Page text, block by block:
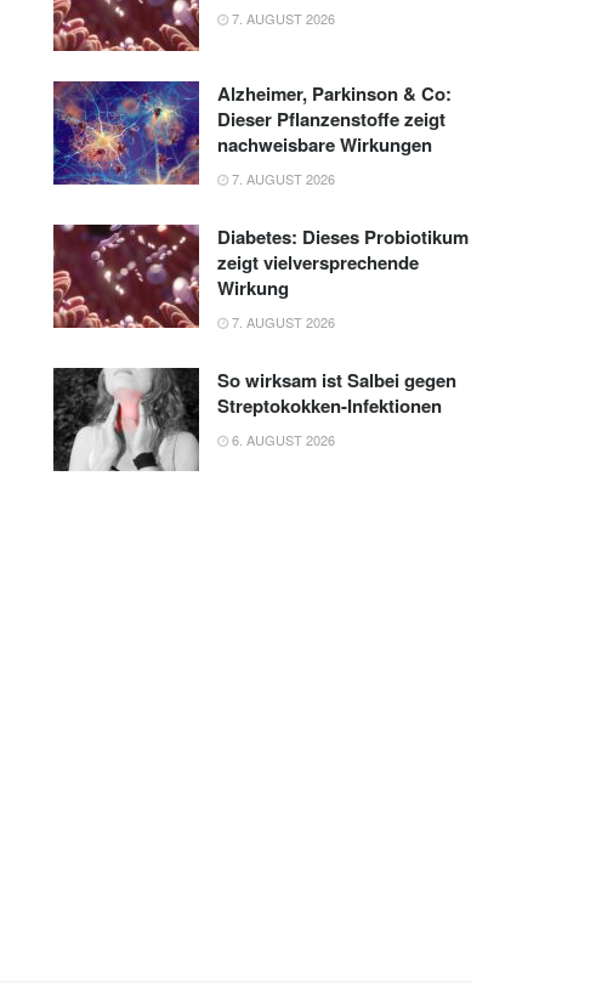
7. AUGUST 2026
Alzheimer, Parkinson & Co:
Dieser Pflanzenstoffe zeigt
nachweisbare Wirkungen
7. AUGUST 2026
Diabetes: Dieses Probiotikum
zeigt vielversprechende
Wirkung
7. AUGUST 2026
So wirksam ist Salbei gegen
Streptokokken-Infektionen
6. AUGUST 2026